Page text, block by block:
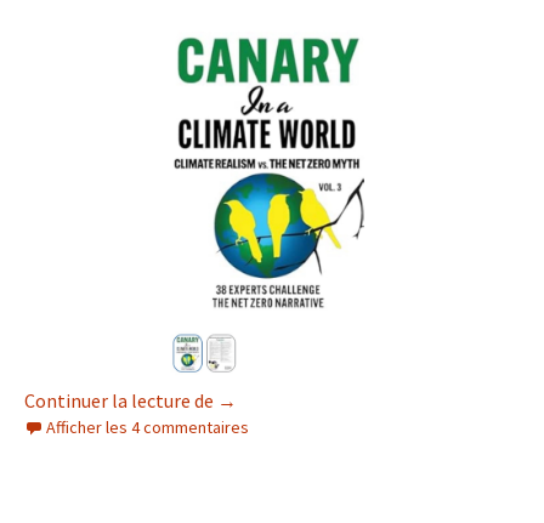
Continuer la lecture de Les canaris du climat
→
Afficher les 4 commentaires